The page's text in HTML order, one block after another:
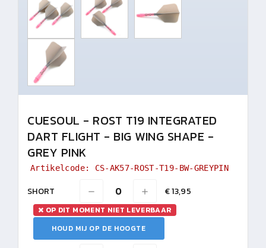
CUESOUL - ROST T19 INTEGRATED
DART FLIGHT - BIG WING SHAPE -
GREY PINK
Artikelcode: CS-AK57-ROST-T19-BW-GREYPIN
SHORT € 13,95
OP DIT MOMENT NIET LEVERBAAR
HOUD MIJ OP DE HOOGTE